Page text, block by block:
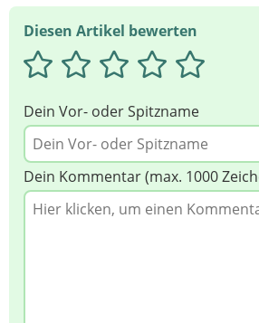
Diesen Artikel bewerten
Dein Vor- oder Spitzname
Dein Kommentar (max. 1000